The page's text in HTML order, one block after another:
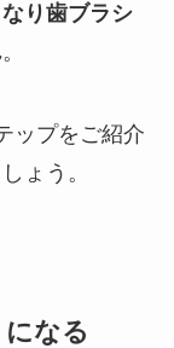
り歯ブラシ
。
ップをご紹介
ょう。
なる